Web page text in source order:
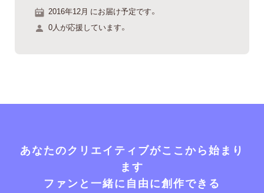
2016年12月 にお届け予定です。
0人が応援しています。
あなたのクリエイティブがここから始まり
ます
ファンと一緒に自由に創作できる